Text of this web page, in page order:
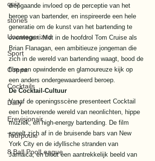
quiz
stories
Uncategorized
Sport
Coppa
Cocktails
Daily
Erevisionair
Tourpoule
8 Ball PoolLeague
diepgaande invloed op de perceptie van het
beroep van bartender, en inspireerde een hele
generatie om de kunst van het bartending te
overwegen. Met in de hoofdrol Tom Cruise als
Brian Flanagan, een ambitieuze jongeman die
zich in de wereld van bartending waagt, bood de
film een opwindende en glamoureuze kijk op
een anders ondergewaardeerd beroep.
De Cocktail-Cultuur
Vanaf de openingsscène presenteert Cocktail
een betoverende wereld van neonlichten, hippe
muziek, en high-energy bartending. De film
speelt zich af in de bruisende bars van New
York City en de idyllische stranden van
Jamaica, en biedt een aantrekkelijk beeld van